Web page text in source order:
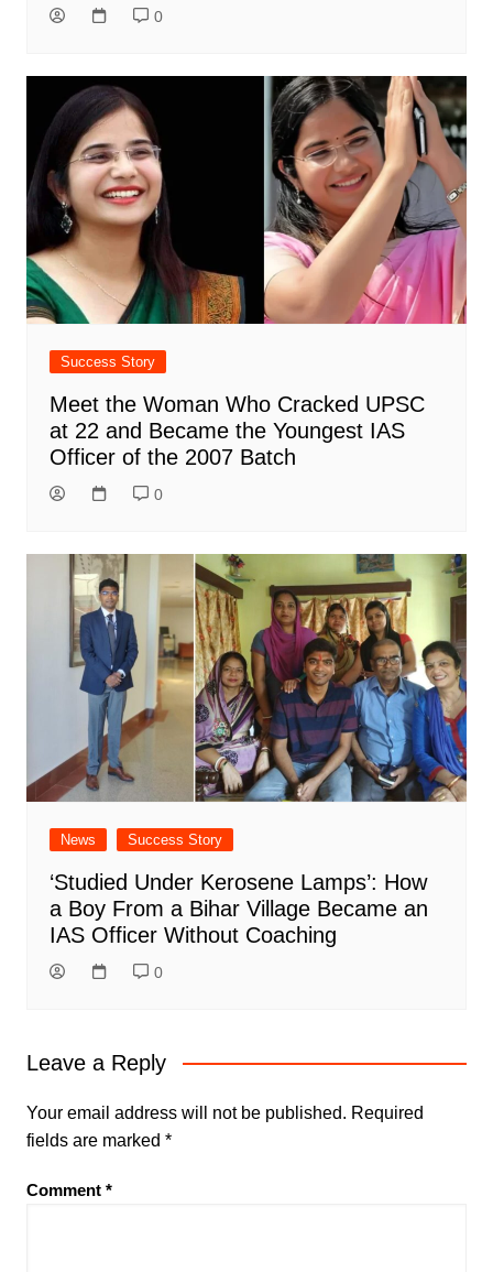
0
Success Story
Meet the Woman Who Cracked UPSC
at 22 and Became the Youngest IAS
Officer of the 2007 Batch
0
News Success Story
‘Studied Under Kerosene Lamps’: How
a Boy From a Bihar Village Became an
IAS Officer Without Coaching
0
Leave a Reply
Your email address will not be published. Required
fields are marked *
Comment *